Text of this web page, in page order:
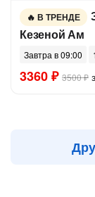
В ТРЕНДЕ
Кезеной Ам
Завтра в 09:00
3360 ₽ 3500 ₽